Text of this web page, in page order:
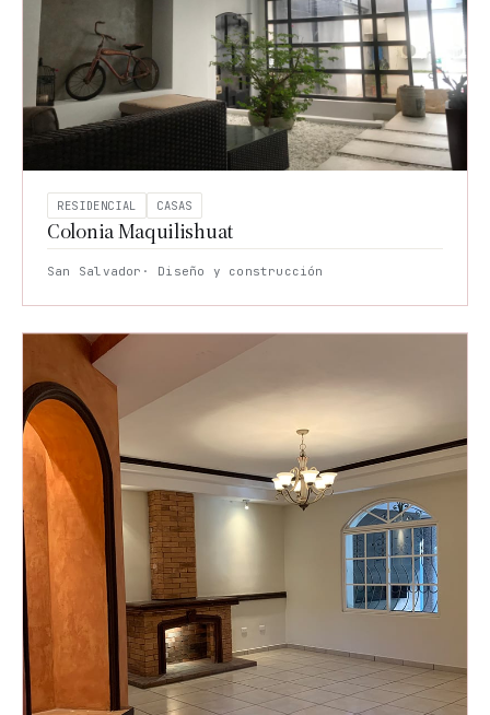
RESIDENCIAL CASAS
Colonia Maquilishuat
San Salvador · Diseño y construcción